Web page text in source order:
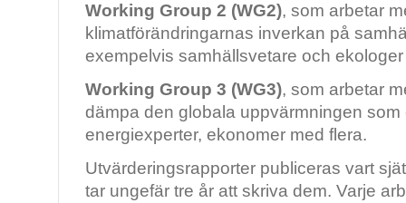
Working Group 2 (WG2), som arbetar
klimatförändringarnas inverkan på
exempelvis samhällsvetare och
Working Group 3 (WG3), som arbetar
dämpa den globala uppvärmningen som
energiexperter, ekonomer med flera.
Utvärderingsrapporter publiceras vart
tar ungefär tre år att skriva dem. Varje